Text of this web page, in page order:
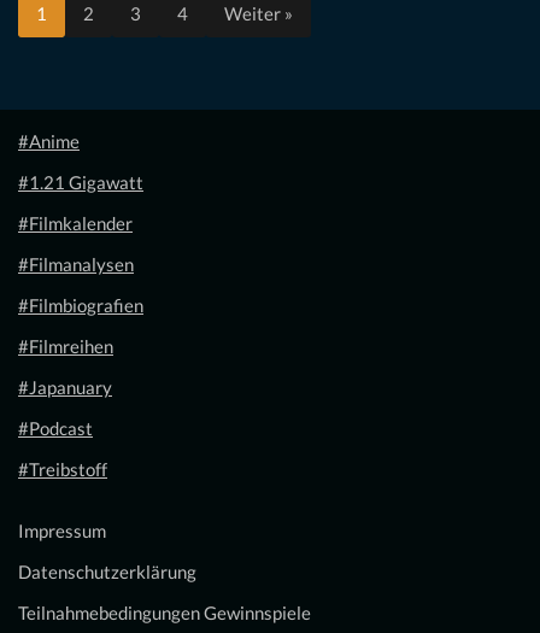
1 2 3 4 Weiter »
#Anime
#1.21 Gigawatt
#Filmkalender
#Filmanalysen
#Filmbiografien
#Filmreihen
#Japanuary
#Podcast
#Treibstoff
Impressum
Datenschutzerklärung
Teilnahmebedingungen Gewinnspiele